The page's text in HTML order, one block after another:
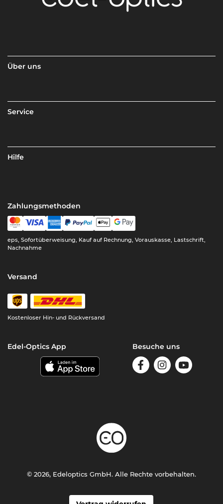
Über uns
Service
Hilfe
Zahlungsmethoden
eps, Sofortüberweisung, Kauf auf Rechnung, Vorauskasse, Lastschrift,
Nachnahme
Versand
Kostenloser Hin- und Rückversand
Edel-Optics App Besuche uns
© 2026, Edeloptics GmbH. Alle Rechte vorbehalten.